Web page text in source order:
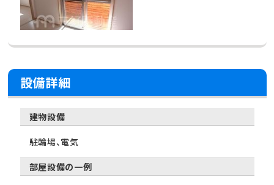
設備詳細
建物設備
駐輪場、電気
部屋設備の一例